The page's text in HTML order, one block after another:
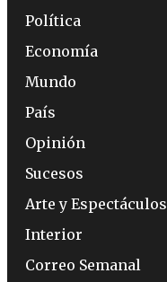
Política
Economía
Mundo
País
Opinión
Sucesos
Arte y Espectáculos
Interior
Correo Semanal